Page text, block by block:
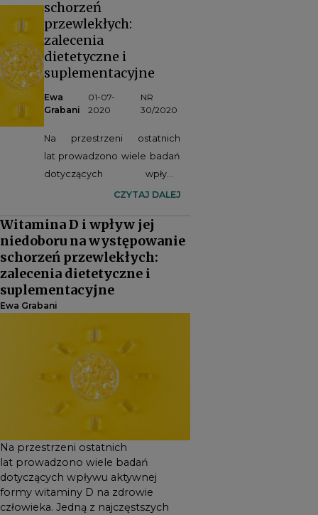
schorzeń
przewlekłych:
zalecenia
dietetyczne i
suplementacyjne
Ewa
Grabani
01-07-
2020
NR
30/2020
Na przestrzeni ostatnich
lat prowadzono wiele badań
dotyczących wpływu
aktywnej formy witaminy D na
najczęstszych awitaminoz
stanowi właśnie niedobór tej
witaminy2.
CZYTAJ DALEJ
Witamina D i wpływ jej
niedoboru na występowanie
schorzeń przewlekłych:
zalecenia dietetyczne i
suplementacyjne
Ewa Grabani
Na przestrzeni ostatnich
lat prowadzono wiele badań
dotyczących wpływu aktywnej
formy witaminy D na zdrowie
człowieka. Jedną z najczęstszych